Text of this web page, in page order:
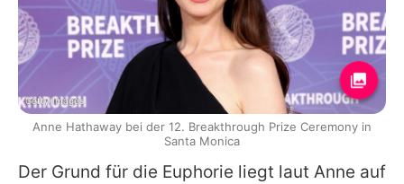
Der Grund für die Euphorie liegt laut Anne auf
Getty Images
Anne Hathaway bei der 12. Breakthrough Prize Ceremony in
Santa Monica